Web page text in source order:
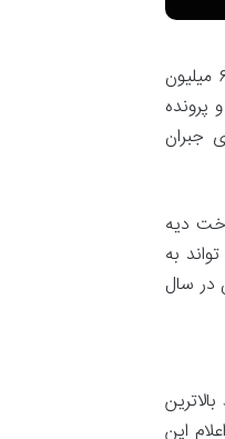
در سال ۱۴۰۰، مبلغ دیه کامل انسان در ماه های عادی ۴۸۰ میلیون تومان تعیین شد و این میزان در ماه های حرام به ۶۴۰ میلیون
پرونده
جبران
دیه
به
در سال
این